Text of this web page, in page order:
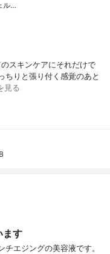
タミン酸Ｎａ、ステアリ
、黄４
ル…
スキンケアにそれだけで
ちりと張り付く感覚のあと
見る
ます
エジングの美容液です。